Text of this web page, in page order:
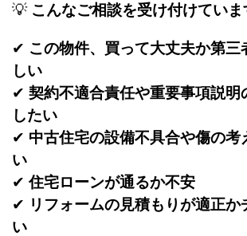
💡 こんなご相談を受け付けていま
✔ この物件、買って大丈夫か第三
しい
✔ 契約不適合責任や重要事項説明
したい
✔ 中古住宅の設備不具合や傷の考
い
✔ 住宅ローンが通るか不安
✔ リフォームの見積もりが適正か
い